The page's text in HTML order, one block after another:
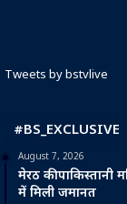
Tweets by bstvlive
#BS_EXCLUSIVE
August 7, 2026
मेरठ की पाकिस्तानी
में मिली जमानत